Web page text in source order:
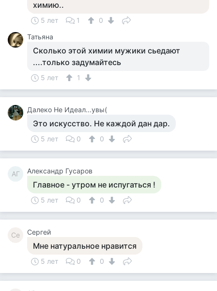
химию..
5 лет 1
0
Татьяна
Сколько этой химии мужики сьедают
....только задумайтесь
5 лет 1
Далеко Не Идеал...увы(
Это искусство. Не каждой дан дар.
5 лет 0 0
АГ Александр Гусаров
Главное - утром не испугаться !
5 лет 0 0
Се Сергей
Мне натуральное нравится
5 лет 0 0